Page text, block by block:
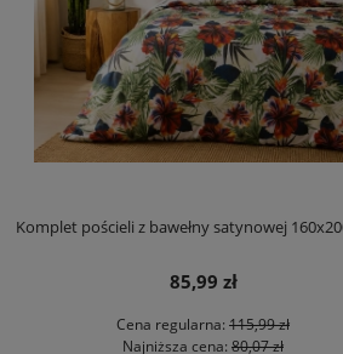
Komplet pościeli z bawełny satynowej
85,99 zł
Cena regularna: 115,99 zł
Najniższa cena: 80,07 zł